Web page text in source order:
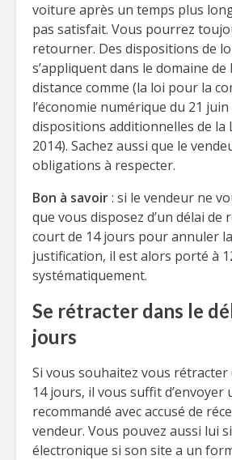
voiture après un temps plus
pas satisfait. Vous pourrez
retourner. Des dispositions de
s’appliquent dans le domaine de
distance comme (la loi pour la
l’économie numérique du 21
dispositions additionnelles de la
2014). Sachez aussi que le
obligations à respecter.
Bon à savoir: si le vendeur ne
que vous disposez d’un délai de
court de 14 jours pour annuler
justification, il est alors porté à
systématiquement.
Se rétracter dans le
jours
Si vous souhaitez vous rétracter
14 jours, il vous suffit d’envoyer
recommandé avec accusé de
vendeur. Vous pouvez aussi lui
électronique si son site a un